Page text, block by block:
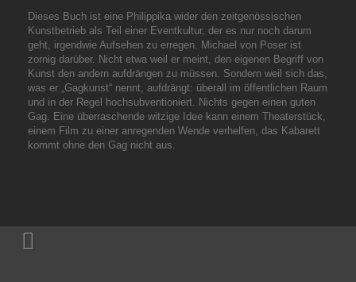
Dieses Buch ist eine Philippika wider den zeitgenössischen
Kunstbetrieb als Teil einer Eventkultur, der es nur noch darum
geht, irgendwie Aufsehen zu erregen. Michael von Poser ist
zornig darüber. Nicht etwa weil er meint, den eigenen Begriff von
Kunst den andern aufdrängen zu müssen. Sondern weil sich das,
was er „Gagkunst“ nennt, aufdrängt: überall im öffentlichen Raum
und in der Regel hochsubventioniert. Nichts gegen einen guten
Gag. Eine überraschende witzige Idee kann einem Theaterstück,
einem Film zu einer anregenden Wende verhelfen, das Kabarett
kommt ohne den Gag nicht aus.